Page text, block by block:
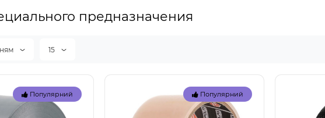
предназначения
15
Популярний Популярний